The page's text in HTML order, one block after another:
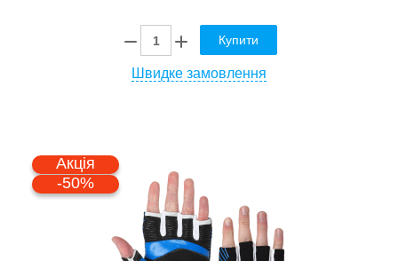
Купити
Швидке замовлення
Акція
-50%